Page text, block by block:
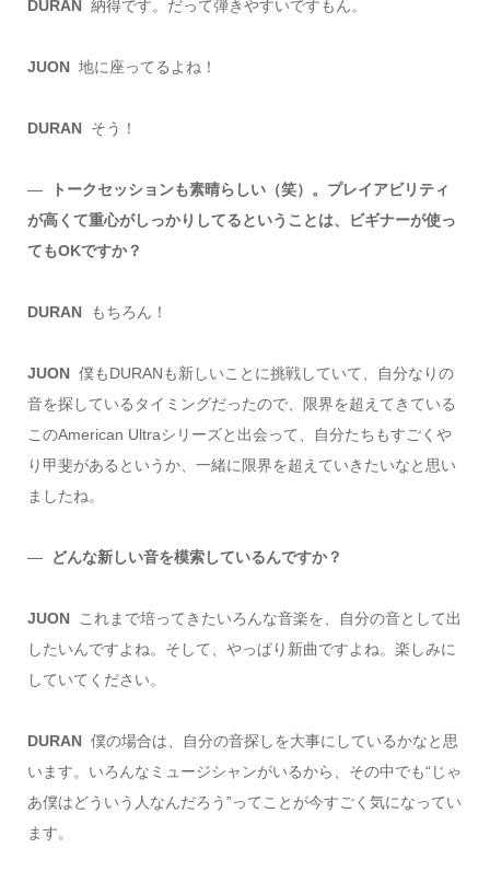
DURAN 納得です。だって弾きやすいですもん。
JUON 地に座ってるよね！
DURAN そう！
―
トークセッションも素晴らしい（笑）。プレイアビリティ
が高くて重心がしっかりしてるということは、ビギナーが使っ
てもOKですか？
DURAN もちろん！
JUON 僕もDURANも新しいことに挑戦していて、自分なりの
音を探しているタイミングだったので、限界を超えてきている
このAmerican Ultraシリーズと出会って、自分たちもすごくや
り甲斐があるというか、一緒に限界を超えていきたいなと思い
ましたね。
― どんな新しい音を模索しているんですか？
JUON
これまで培ってきたいろんな音楽を、自分の音として出
したいんですよね。そして、やっぱり新曲ですよね。楽しみに
していてください。
DURAN 僕の場合は、自分の音探しを大事にしているかなと思
います。いろんなミュージシャンがいるから、その中でも“じゃ
あ僕はどういう人なんだろう”ってことが今すごく気になってい
ます。